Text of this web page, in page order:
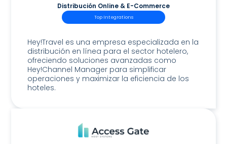
Distribución Online & E-Commerce
Top Integrations
Hey!Travel es una empresa especializada en la
distribución en línea para el sector hotelero,
ofreciendo soluciones avanzadas como
Hey!Channel Manager para simplificar
operaciones y maximizar la eficiencia de los
hoteles.